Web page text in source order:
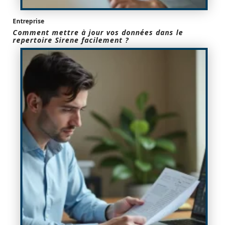
Entreprise
Comment mettre à jour vos données dans le
repertoire Sirene facilement ?